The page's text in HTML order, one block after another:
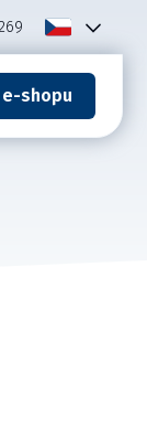
e-shopu